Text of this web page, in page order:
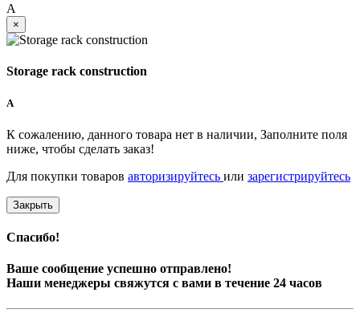
A
×
Storage rack construction
A
К сожалению, данного товара нет в наличии, Заполните поля
ниже, чтобы сделать заказ!
Для покупки товаров авторизируйтесь или зарегистрируйтесь
Закрыть
Спасибо!
Ваше сообщение успешно отправлено!
Наши менеджеры свяжутся с вами в течение 24 часов